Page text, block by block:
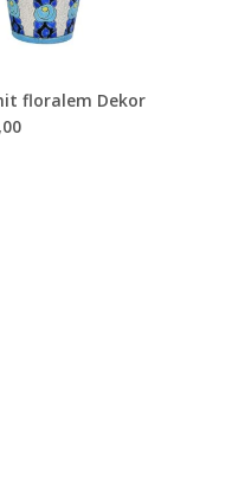
floralem Dekor